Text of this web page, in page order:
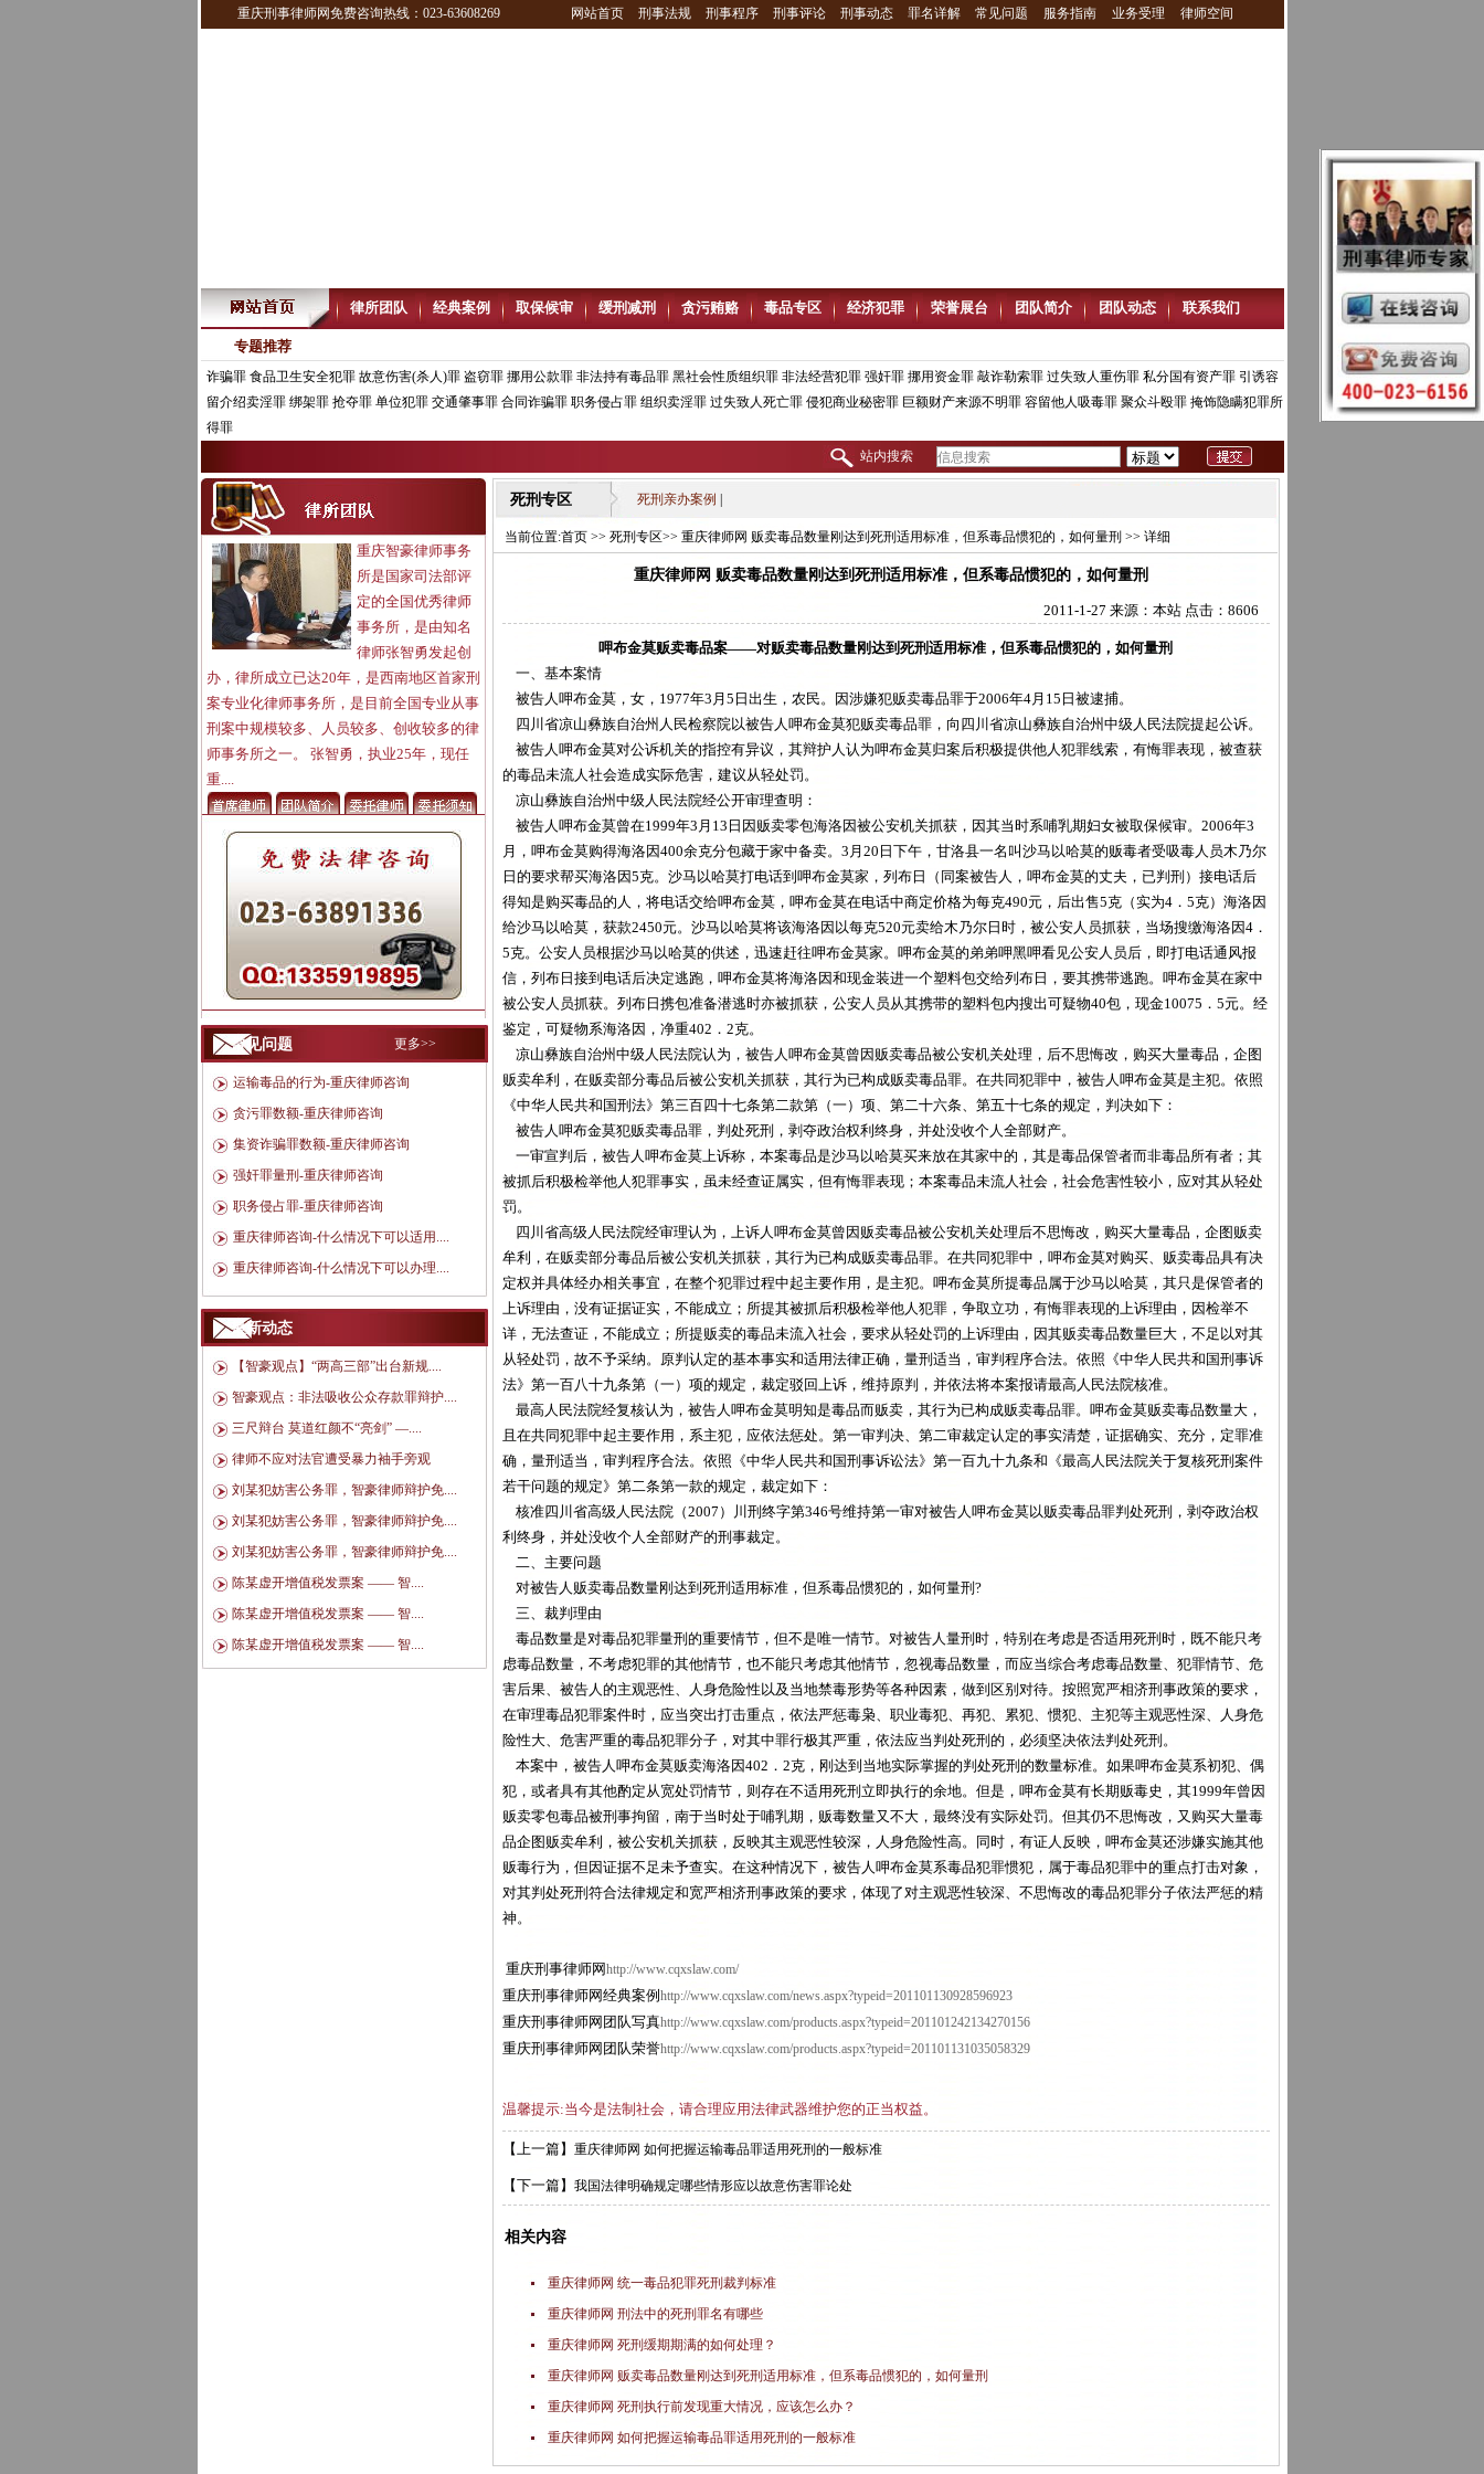
重庆刑事律师网免费咨询热线：023-63608269 网站首页 刑事法规 刑事程序 刑事评论 刑事动态 罪名详解 常见问题 服务指南 业务受理 律师空间
律所团队 经典案例 取保候审 缓刑减刑 贪污贿赂 毒品专区 经济犯罪 荣誉展台 团队简介 团队动态 联系我们
专题推荐
诈骗罪 食品卫生安全犯罪 故意伤害(杀人)罪 盗窃罪 挪用公款罪 非法持有毒品罪 黑社会性质组织罪 非法经营犯罪 强奸罪 挪用资金罪 敲诈勒索罪 过失致人重伤罪 私分国有资产罪 引诱容
留介绍卖淫罪 绑架罪 抢夺罪 单位犯罪 交通肇事罪 合同诈骗罪 职务侵占罪 组织卖淫罪 过失致人死亡罪 侵犯商业秘密罪 巨额财产来源不明罪 容留他人吸毒罪 聚众斗殴罪 掩饰隐瞒犯罪所
得罪
站内搜索
重庆智豪律师事务
所是国家司法部评
定的全国优秀律师
事务所，是由知名
律师张智勇发起创
办，律所成立已达20年，是西南地区首家刑
案专业化律师事务所，是目前全国专业从事
刑案中规模较多、人员较多、创收较多的律
师事务所之一。 张智勇，执业25年，现任
重....
常见问题 更多>>
运输毒品的行为-重庆律师咨询
贪污罪数额-重庆律师咨询
集资诈骗罪数额-重庆律师咨询
强奸罪量刑-重庆律师咨询
职务侵占罪-重庆律师咨询
重庆律师咨询-什么情况下可以适用....
重庆律师咨询-什么情况下可以办理....
最新动态
【智豪观点】“两高三部”出台新规....
智豪观点：非法吸收公众存款罪辩护....
三尺辩台 莫道红颜不“亮剑” —....
律师不应对法官遭受暴力袖手旁观
刘某犯妨害公务罪，智豪律师辩护免....
刘某犯妨害公务罪，智豪律师辩护免....
刘某犯妨害公务罪，智豪律师辩护免....
陈某虚开增值税发票案 —— 智....
陈某虚开增值税发票案 —— 智....
陈某虚开增值税发票案 —— 智....
死刑专区 死刑亲办案例
当前位置:首页 >> 死刑专区>> 重庆律师网 贩卖毒品数量刚达到死刑适用标准，但系毒品惯犯的，如何量刑 >> 详细
重庆律师网 贩卖毒品数量刚达到死刑适用标准，但系毒品惯犯的，如何量刑
2011-1-27 来源：本站 点击：8606
呷布金莫贩卖毒品案——对贩卖毒品数量刚达到死刑适用标准，但系毒品惯犯的，如何量刑
一、基本案情
被告人呷布金莫，女，1977年3月5日出生，农民。因涉嫌犯贩卖毒品罪于2006年4月15日被逮捕。
四川省凉山彝族自治州人民检察院以被告人呷布金莫犯贩卖毒品罪，向四川省凉山彝族自治州中级人民法院提起公诉。
被告人呷布金莫对公诉机关的指控有异议，其辩护人认为呷布金莫归案后积极提供他人犯罪线索，有悔罪表现，被查获
的毒品未流人社会造成实际危害，建议从轻处罚。
凉山彝族自治州中级人民法院经公开审理查明：
被告人呷布金莫曾在1999年3月13日因贩卖零包海洛因被公安机关抓获，因其当时系哺乳期妇女被取保候审。2006年3
月，呷布金莫购得海洛因400余克分包藏于家中备卖。3月20日下午，甘洛县一名叫沙马以哈莫的贩毒者受吸毒人员木乃尔
日的要求帮买海洛因5克。沙马以哈莫打电话到呷布金莫家，列布日（同案被告人，呷布金莫的丈夫，已判刑）接电话后
得知是购买毒品的人，将电话交给呷布金莫，呷布金莫在电话中商定价格为每克490元，后出售5克（实为4．5克）海洛因
给沙马以哈莫，获款2450元。沙马以哈莫将该海洛因以每克520元卖给木乃尔日时，被公安人员抓获，当场搜缴海洛因4．
5克。公安人员根据沙马以哈莫的供述，迅速赶往呷布金莫家。呷布金莫的弟弟呷黑呷看见公安人员后，即打电话通风报
信，列布日接到电话后决定逃跑，呷布金莫将海洛因和现金装进一个塑料包交给列布日，要其携带逃跑。呷布金莫在家中
被公安人员抓获。列布日携包准备潜逃时亦被抓获，公安人员从其携带的塑料包内搜出可疑物40包，现金10075．5元。经
鉴定，可疑物系海洛因，净重402．2克。
凉山彝族自治州中级人民法院认为，被告人呷布金莫曾因贩卖毒品被公安机关处理，后不思悔改，购买大量毒品，企图
贩卖牟利，在贩卖部分毒品后被公安机关抓获，其行为已构成贩卖毒品罪。在共同犯罪中，被告人呷布金莫是主犯。依照
《中华人民共和国刑法》第三百四十七条第二款第（一）项、第二十六条、第五十七条的规定，判决如下：
被告人呷布金莫犯贩卖毒品罪，判处死刑，剥夺政治权利终身，并处没收个人全部财产。
一审宣判后，被告人呷布金莫上诉称，本案毒品是沙马以哈莫买来放在其家中的，其是毒品保管者而非毒品所有者；其
被抓后积极检举他人犯罪事实，虽未经查证属实，但有悔罪表现；本案毒品未流人社会，社会危害性较小，应对其从轻处
罚。
四川省高级人民法院经审理认为，上诉人呷布金莫曾因贩卖毒品被公安机关处理后不思悔改，购买大量毒品，企图贩卖
牟利，在贩卖部分毒品后被公安机关抓获，其行为已构成贩卖毒品罪。在共同犯罪中，呷布金莫对购买、贩卖毒品具有决
定权并具体经办相关事宜，在整个犯罪过程中起主要作用，是主犯。呷布金莫所提毒品属于沙马以哈莫，其只是保管者的
上诉理由，没有证据证实，不能成立；所提其被抓后积极检举他人犯罪，争取立功，有悔罪表现的上诉理由，因检举不
详，无法查证，不能成立；所提贩卖的毒品未流入社会，要求从轻处罚的上诉理由，因其贩卖毒品数量巨大，不足以对其
从轻处罚，故不予采纳。原判认定的基本事实和适用法律正确，量刑适当，审判程序合法。依照《中华人民共和国刑事诉
法》第一百八十九条第（一）项的规定，裁定驳回上诉，维持原判，并依法将本案报请最高人民法院核准。
最高人民法院经复核认为，被告人呷布金莫明知是毒品而贩卖，其行为已构成贩卖毒品罪。呷布金莫贩卖毒品数量大，
且在共同犯罪中起主要作用，系主犯，应依法惩处。第一审判决、第二审裁定认定的事实清楚，证据确实、充分，定罪准
确，量刑适当，审判程序合法。依照《中华人民共和国刑事诉讼法》第一百九十九条和《最高人民法院关于复核死刑案件
若干问题的规定》第二条第一款的规定，裁定如下：
核准四川省高级人民法院（2007）川刑终字第346号维持第一审对被告人呷布金莫以贩卖毒品罪判处死刑，剥夺政治权
利终身，并处没收个人全部财产的刑事裁定。
二、主要问题
对被告人贩卖毒品数量刚达到死刑适用标准，但系毒品惯犯的，如何量刑?
三、裁判理由
毒品数量是对毒品犯罪量刑的重要情节，但不是唯一情节。对被告人量刑时，特别在考虑是否适用死刑时，既不能只考
虑毒品数量，不考虑犯罪的其他情节，也不能只考虑其他情节，忽视毒品数量，而应当综合考虑毒品数量、犯罪情节、危
害后果、被告人的主观恶性、人身危险性以及当地禁毒形势等各种因素，做到区别对待。按照宽严相济刑事政策的要求，
在审理毒品犯罪案件时，应当突出打击重点，依法严惩毒枭、职业毒犯、再犯、累犯、惯犯、主犯等主观恶性深、人身危
险性大、危害严重的毒品犯罪分子，对其中罪行极其严重，依法应当判处死刑的，必须坚决依法判处死刑。
本案中，被告人呷布金莫贩卖海洛因402．2克，刚达到当地实际掌握的判处死刑的数量标准。如果呷布金莫系初犯、偶
犯，或者具有其他酌定从宽处罚情节，则存在不适用死刑立即执行的余地。但是，呷布金莫有长期贩毒史，其1999年曾因
贩卖零包毒品被刑事拘留，南于当时处于哺乳期，贩毒数量又不大，最终没有实际处罚。但其仍不思悔改，又购买大量毒
品企图贩卖牟利，被公安机关抓获，反映其主观恶性较深，人身危险性高。同时，有证人反映，呷布金莫还涉嫌实施其他
贩毒行为，但因证据不足未予查实。在这种情况下，被告人呷布金莫系毒品犯罪惯犯，属于毒品犯罪中的重点打击对象，
对其判处死刑符合法律规定和宽严相济刑事政策的要求，体现了对主观恶性较深、不思悔改的毒品犯罪分子依法严惩的精
神。
重庆刑事律师网http://www.cqxslaw.com/
重庆刑事律师网经典案例 http://www.cqxslaw.com/news.aspx?typeid=201101130928596923
重庆刑事律师网团队写真http://www.cqxslaw.com/products.aspx?typeid=201101242134270156
重庆刑事律师网团队荣誉http://www.cqxslaw.com/products.aspx?typeid=201101131035058329
温馨提示:当今是法制社会，请合理应用法律武器维护您的正当权益。
【上一篇】 重庆律师网 如何把握运输毒品罪适用死刑的一般标准
【下一篇】 我国法律明确规定哪些情形应以故意伤害罪论处
相关内容
重庆律师网 统一毒品犯罪死刑裁判标准
重庆律师网 刑法中的死刑罪名有哪些
重庆律师网 死刑缓期期满的如何处理？
重庆律师网 贩卖毒品数量刚达到死刑适用标准，但系毒品惯犯的，如何量刑
重庆律师网 死刑执行前发现重大情况，应该怎么办？
重庆律师网 如何把握运输毒品罪适用死刑的一般标准